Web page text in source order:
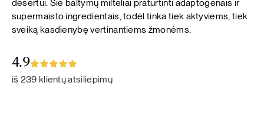
desertui. Šie baltymų milteliai praturtinti adaptogenais ir
supermaisto ingredientais, todėl tinka tiek aktyviems, tiek
sveiką kasdienybę vertinantiems žmonėms.
4.9
iš 239 klientų atsiliepimų